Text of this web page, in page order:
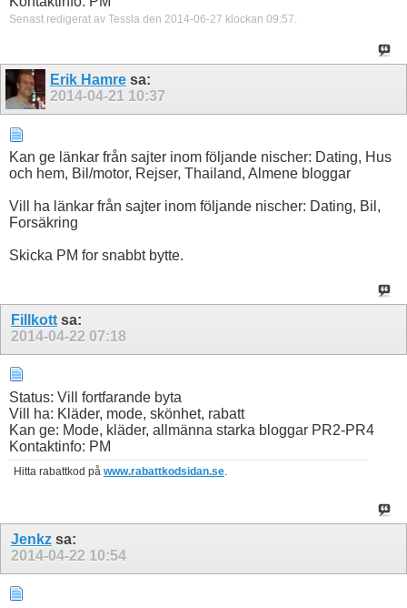
Senast redigerat av Tessla den 2014-06-27 klockan 09:57.
Erik Hamre sa:
2014-04-21 10:37
Kan ge länkar från sajter inom följande nischer: Dating, Hus
och hem, Bil/motor, Rejser, Thailand, Almene bloggar
Vill ha länkar från sajter inom följande nischer: Dating, Bil,
Forsäkring
Skicka PM for snabbt bytte.
Fillkott sa:
2014-04-22 07:18
Status: Vill fortfarande byta
Vill ha: Kläder, mode, skönhet, rabatt
Kan ge: Mode, kläder, allmänna starka bloggar PR2-PR4
Kontaktinfo: PM
Hitta rabattkod på www.rabattkodsidan.se.
Jenkz sa:
2014-04-22 10:54